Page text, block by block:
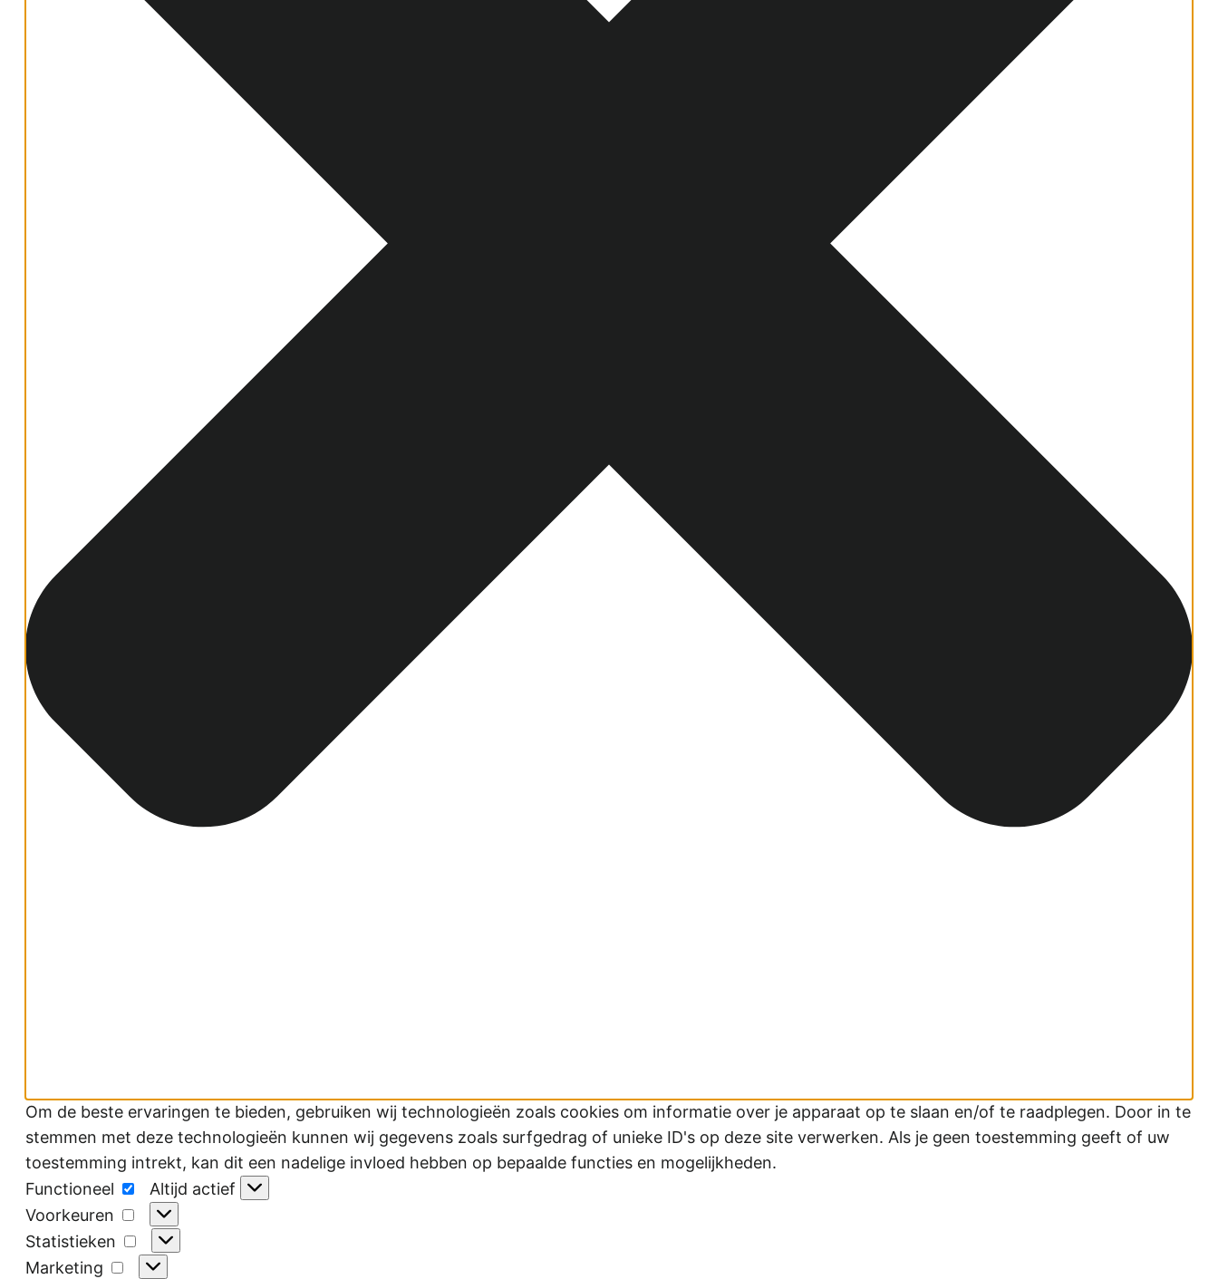
Om de beste ervaringen te bieden, gebruiken wij technologieën zoals cookies om informatie over je apparaat op te slaan en/of te raadplegen. Door in te
stemmen met deze technologieën kunnen wij gegevens zoals surfgedrag of unieke ID's op deze site verwerken. Als je geen toestemming geeft of uw
toestemming intrekt, kan dit een nadelige invloed hebben op bepaalde functies en mogelijkheden.
Functioneel
Functioneel
Altijd actief
Voorkeuren
Voorkeuren
Statistieken
Statistieken
Marketing
Marketing